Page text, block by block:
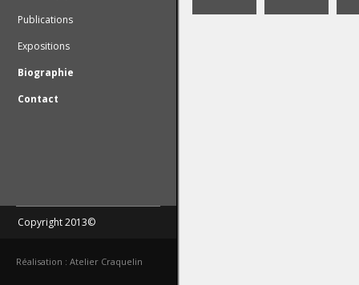
Publications
Expositions
Biographie
Contact
Copyright 2013©
Réalisation : Atelier Craquelin